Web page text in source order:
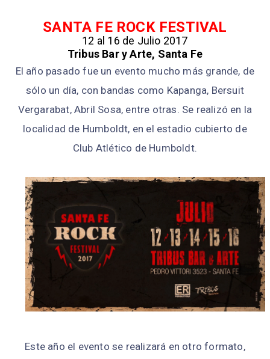
SANTA FE ROCK FESTIVAL
12 al 16 de Julio 2017
Tribus Bar y Arte, Santa Fe
El año pasado fue un evento mucho más grande, de
sólo un día, con bandas como Kapanga, Bersuit
Vergarabat, Abril Sosa, entre otras. Se realizó en la
localidad de Humboldt, en el estadio cubierto de
Club Atlético de Humboldt.
Este año el evento se realizará en otro formato,